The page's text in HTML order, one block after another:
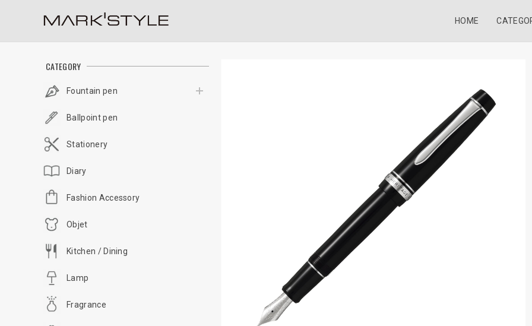
HOME
CATEGORY
Fountain pen
Ballpoint pen
Stationery
Diary
Fashion Accessory
Objet
Kitchen / Dining
Lamp
Fragrance